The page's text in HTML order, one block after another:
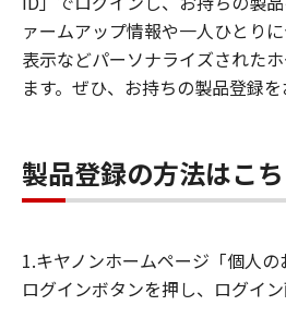
ァームアップ情報や一人ひとり
表示などパーソナライズされた
ます。ぜひ、お持ちの製品登録を
製品登録の方法はこ
1.キヤノンホームページ「個人の
ログインボタンを押し、ログイ